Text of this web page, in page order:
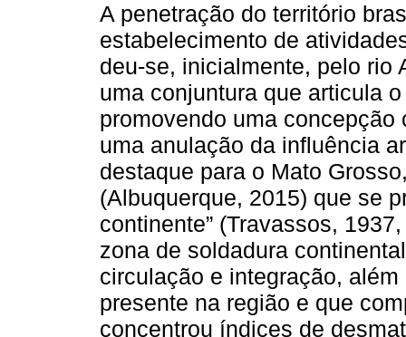
A penetração do território
estabelecimento de
deu-se, inicialmente, pelo rio
uma conjuntura que articula
promovendo uma
uma anulação da influência
destaque para o Mato
(Albuquerque, 2015) que se
continente” (Travassos,
zona de soldadura
circulação e integração,
presente na região e que
concentrou índices de